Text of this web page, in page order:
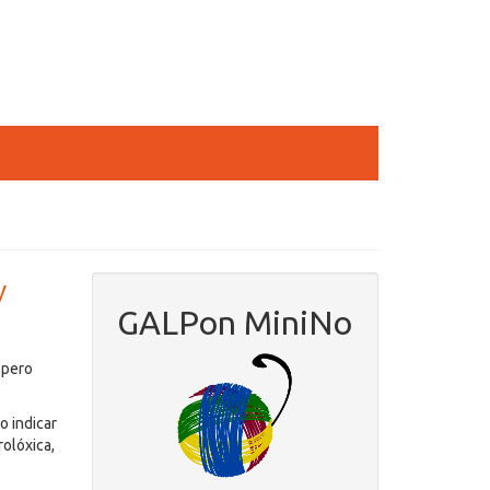
indicar
GALPon MiniNo